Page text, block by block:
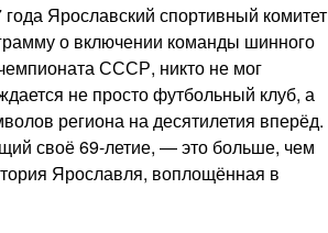
Ярославский спортивный комитет
о включении команды шинного
СССР, никто не мог
не просто футбольный клуб, а
региона на десятилетия вперёд.
своё 69-летие, — это больше, чем
Ярославля, воплощённая в